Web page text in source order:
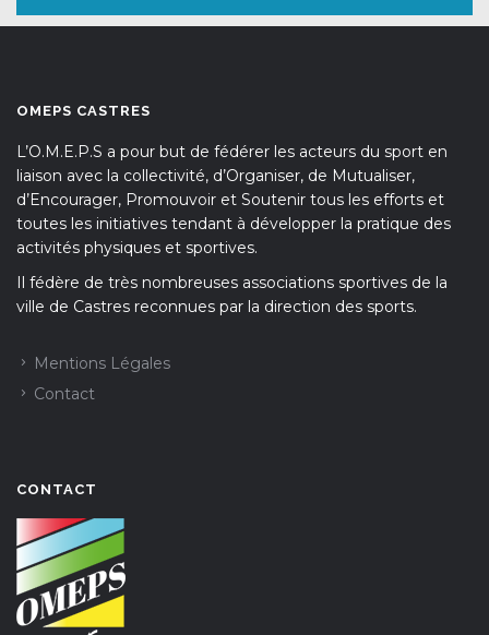
OMEPS CASTRES
L’O.M.E.P.S a pour but de fédérer les acteurs du sport en
liaison avec la collectivité, d’Organiser, de Mutualiser,
d’Encourager, Promouvoir et Soutenir tous les efforts et
toutes les initiatives tendant à développer la pratique des
activités physiques et sportives.
Il fédère de très nombreuses associations sportives de la
ville de Castres reconnues par la direction des sports.
Mentions Légales
Contact
CONTACT